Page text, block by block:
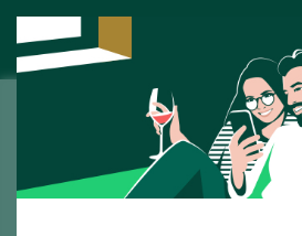
Bodega
Calle Genal, 1. Ronda.